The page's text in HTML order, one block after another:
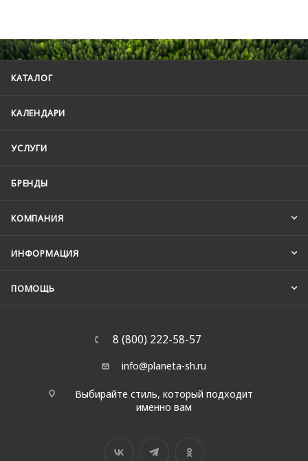
КАТАЛОГ
КАЛЕНДАРИ
УСЛУГИ
БРЕНДЫ
КОМПАНИЯ
ИНФОРМАЦИЯ
ПОМОЩЬ
8 (800) 222-58-57
info@planeta-sh.ru
Выбирайте стиль, который подходит
именно вам